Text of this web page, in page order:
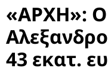
«ΑΡΧΗ»:
43 εκατ.